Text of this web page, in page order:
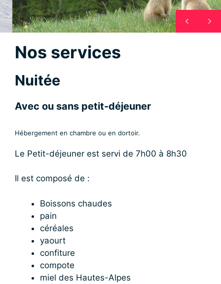
Nos services
Nuitée
Avec ou sans petit-déjeuner
Hébergement en chambre ou en dortoir.
Le Petit-déjeuner est servi de 7h00 à 8h30
Il est composé de :
Boissons chaudes
pain
céréales
yaourt
confiture
compote
miel des Hautes-Alpes